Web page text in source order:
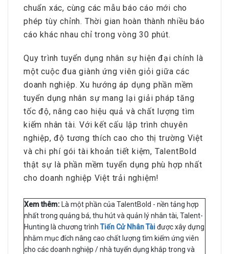
chuẩn xác, cùng các mẫu báo cáo mới cho
phép tùy chỉnh. Thời gian hoàn thành nhiều báo
cáo khác nhau chỉ trong vòng 30 phút.
Quy trình tuyển dụng nhân sự hiện đại chính là
một cuộc đua giành ứng viên giỏi giữa các
doanh nghiệp. Xu hướng áp dụng phần mềm
tuyển dụng nhân sự mang lại giải pháp tăng
tốc độ, nâng cao hiệu quả và chất lượng tìm
kiếm nhân tài. Với kết cấu lập trình chuyên
nghiệp, độ tương thích cao cho thị trường Việt
và chi phí gói tài khoản tiết kiệm, TalentBold
thật sự là phần mềm tuyển dụng phù hợp nhất
cho doanh nghiệp Việt trải nghiệm!
Xem thêm: Là một phần của TalentBold - nền tảng hợp
nhất trong quảng bá, thu hút và quản lý nhân tài, Talent-
Hunting là chương trình Tiến Cử Nhân Tàiđược xây dựng
nhằm mục đích nâng cao chất lượng tìm kiếm ứng viên
cho các doanh nghiệp / nhà tuyển dụng khắp trong và